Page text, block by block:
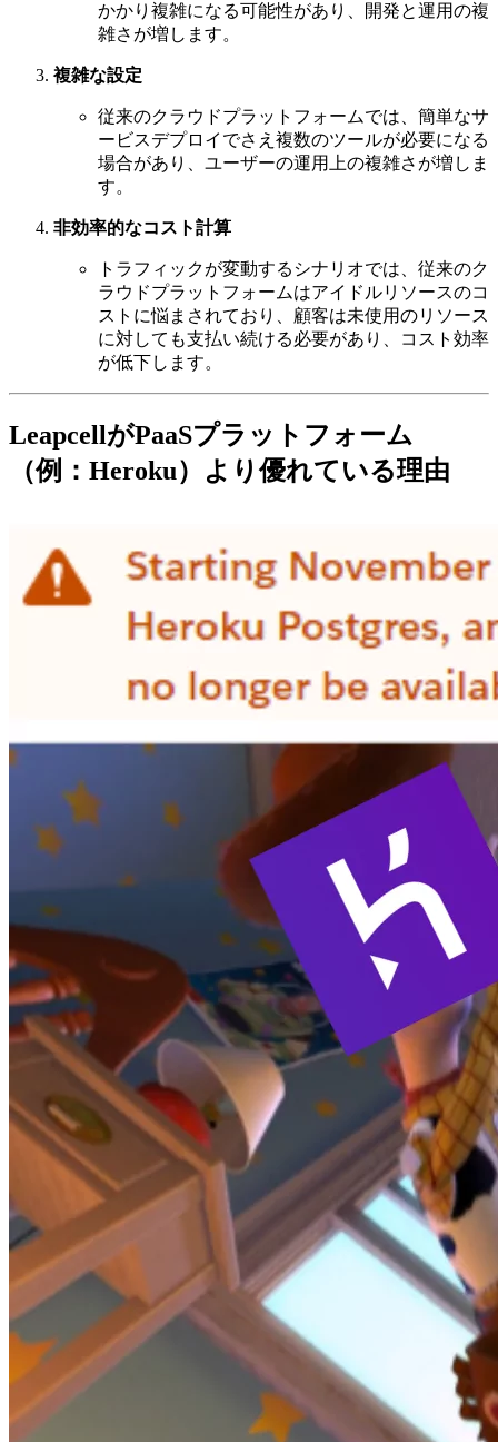
かかり複雑になる可能性があり、開発と運用の複
雑さが増します。
複雑な設定
従来のクラウドプラットフォームでは、簡単なサ
ービスデプロイでさえ複数のツールが必要になる
場合があり、ユーザーの運用上の複雑さが増しま
す。
非効率的なコスト計算
トラフィックが変動するシナリオでは、従来のク
ラウドプラットフォームはアイドルリソースのコ
ストに悩まされており、顧客は未使用のリソース
に対しても支払い続ける必要があり、コスト効率
が低下します。
LeapcellがPaaSプラットフォーム
（例：Heroku）より優れている理由